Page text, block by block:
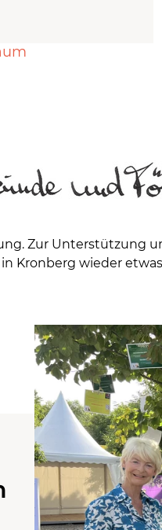
Zur Unterstützung
Kronberg wieder